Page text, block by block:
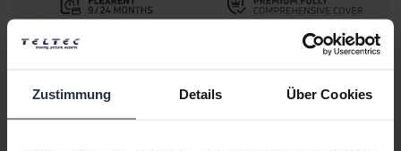
Zustimmung Details Über Cookies
Alternatives in stock